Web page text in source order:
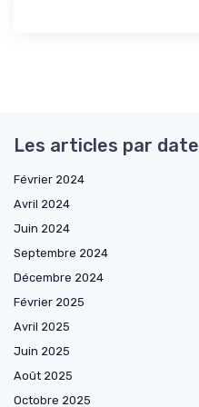
Les articles par date
Février 2024
Avril 2024
Juin 2024
Septembre 2024
Décembre 2024
Février 2025
Avril 2025
Juin 2025
Août 2025
Octobre 2025